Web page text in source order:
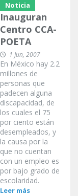
Noticia
Inauguran
Centro CCA-
POETA
1 Jun, 2007
En México hay 2.2
millones de
personas que
padecen alguna
discapacidad, de
los cuales el 75
por ciento están
desempleados, y
la causa por la
que no cuentan
con un empleo es
por bajo grado de
escolaridad.
Leer más